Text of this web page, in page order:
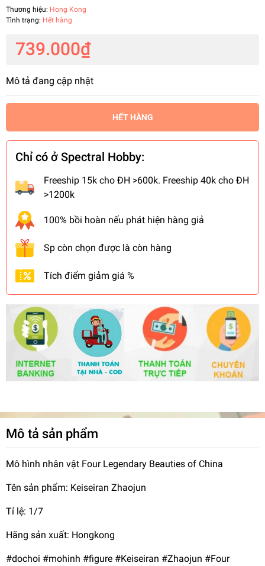
Thương hiệu: Hong Kong
Tình trạng: Hết hàng
739.000₫
Mô tả đang cập nhật
HẾT HÀNG
Chỉ có ở Spectral Hobby:
Freeship 15k cho ĐH >600k. Freeship 40k cho ĐH
>1200k
100% bồi hoàn nếu phát hiện hàng giả
Sp còn chọn được là còn hàng
Tích điểm giảm giá %
Mô tả sản phẩm
Mô hình nhân vật Four Legendary Beauties of China
Tên sản phẩm: Keiseiran Zhaojun
Tỉ lệ: 1/7
Hãng sản xuất: Hongkong
#dochoi #mohinh #figure #Keiseiran #Zhaojun #Four